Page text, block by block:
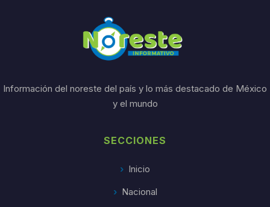
Información del noreste del país y lo más destacado de México
y el mundo
SECCIONES
Inicio
Nacional